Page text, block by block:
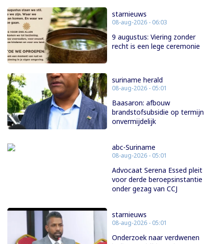
starnieuws
08-aug-2026 - 06:03
9 augustus: Viering zonder
recht is een lege ceremonie
suriname herald
08-aug-2026 - 05:01
Baasaron: afbouw
brandstofsubsidie op termijn
onvermijdelijk
abc-Suriname
08-aug-2026 - 05:01
Advocaat Serena Essed pleit
voor derde beroepsinstantie
onder gezag van CCJ
starnieuws
08-aug-2026 - 05:01
Onderzoek naar verdwenen